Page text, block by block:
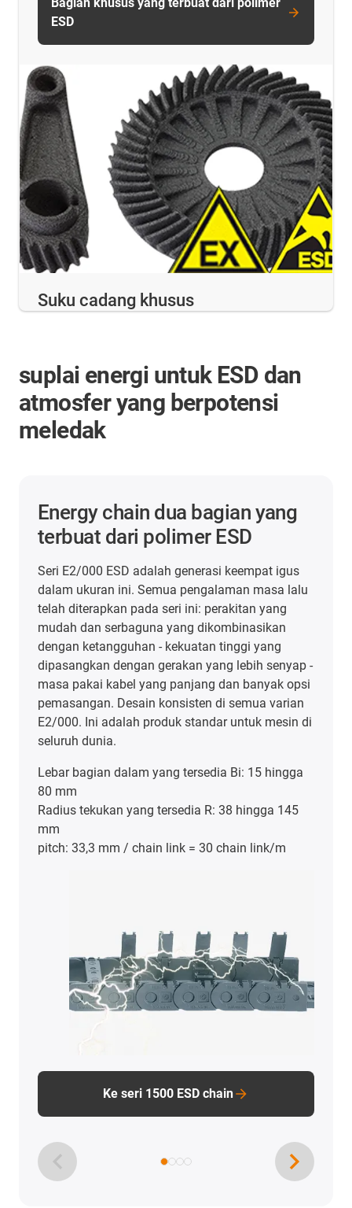
Suku cadang khusus
ESD
suplai energi untuk ESD dan
atmosfer yang berpotensi
meledak
Energy chain dua bagian yang
terbuat dari polimer ESD
Seri E2/000 ESD adalah generasi keempat igus
dalam ukuran ini. Semua pengalaman masa lalu
telah diterapkan pada seri ini: perakitan yang
mudah dan serbaguna yang dikombinasikan
dengan ketangguhan - kekuatan tinggi yang
dipasangkan dengan gerakan yang lebih senyap -
masa pakai kabel yang panjang dan banyak opsi
pemasangan. Desain konsisten di semua varian
E2/000. Ini adalah produk standar untuk mesin di
seluruh dunia.
Lebar bagian dalam yang tersedia Bi: 15 hingga
80 mm
Radius tekukan yang tersedia R: 38 hingga 145
mm
pitch: 33,3 mm / chain link = 30 chain link/m
Ke seri 1500 ESD chain